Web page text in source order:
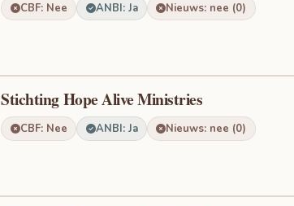
CBF: Nee ANBI: Ja Nieuws: nee (0)
Stichting Hope Alive Ministries
CBF: Nee ANBI: Ja Nieuws: nee (0)